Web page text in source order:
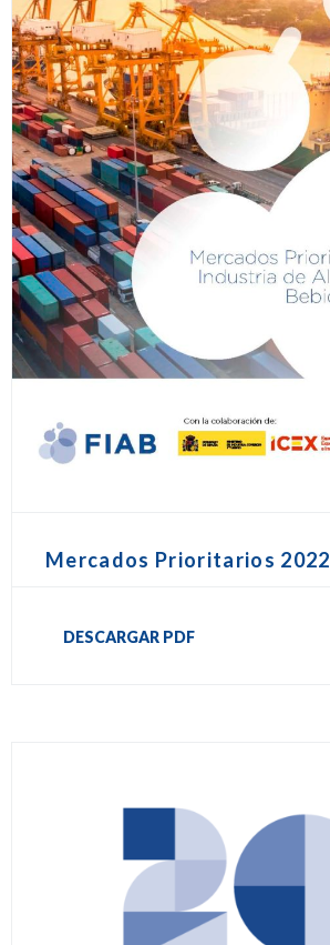
Mercados Prioritarios 2022
DESCARGAR PDF